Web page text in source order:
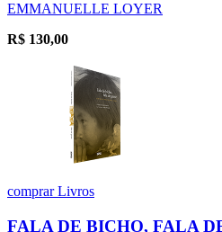
EMMANUELLE LOYER
R$ 130,00
comprarLivros
FALA DE BICHO, FALA